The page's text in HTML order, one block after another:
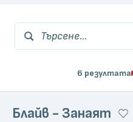
Търсене...
6 резултата
Блайв - Занаят